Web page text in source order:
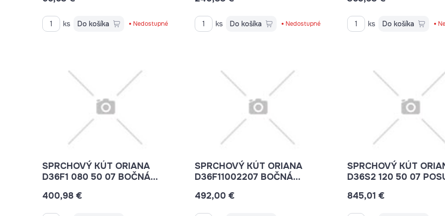
ks Do košíka Nedostupné ks Do košíka Nedostupné ks Do košíka
SPRCHOVÝ KÚT ORIANA
D36F1 080 50 07 BOČNÁ
400,98 €
SPRCHOVÝ KÚT ORIANA
D36F11002207 BOČNÁ
492,00 €
SPRCHOVÝ KÚT
D36S2 120 50 07
V ROVINE 120CM
845,01 €